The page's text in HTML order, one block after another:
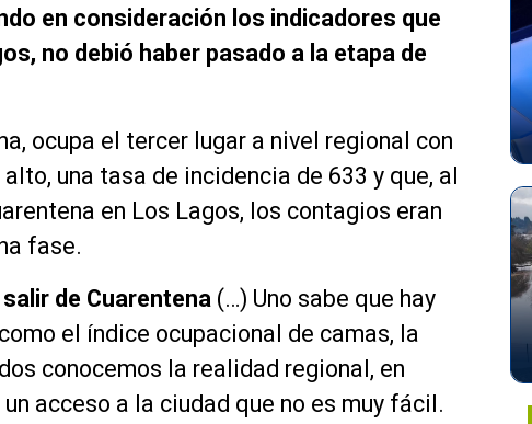
en consideración los indicadores que
no debió haber pasado a la etapa de
ocupa el tercer lugar a nivel regional con
una tasa de incidencia de 633 y que, al
en Los Lagos, los contagios eran
fase.
de Cuarentena (…) Uno sabe que hay
el índice ocupacional de camas, la
conocemos la realidad regional, en
acceso a la ciudad que no es muy fácil.